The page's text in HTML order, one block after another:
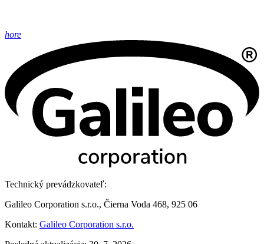
hore
Technický prevádzkovateľ:
Galileo Corporation s.r.o., Čierna Voda 468, 925 06
Kontakt: Galileo Corporation s.r.o.